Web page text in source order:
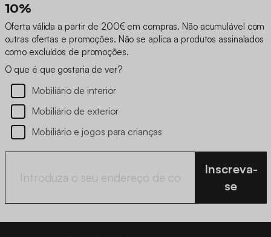
10%
Oferta válida a partir de 200€ em compras. Não acumulável com
outras ofertas e promoções. Não se aplica a produtos assinalados
como excluídos de promoções.
O que é que gostaria de ver?
Mobiliário de interior
Mobiliário de exterior
Mobiliário e jogos para crianças
Inscreva-
se